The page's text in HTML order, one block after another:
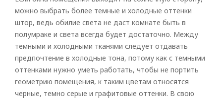
можно выбрать более темные и холодные оттенки
штор, ведь обилие света не даст комнате быть в
полумраке и света всегда будет достаточно. Между
темными и холодными тканями следует отдавать
предпочтение в холодные тона, потому как с темными
оттенками нужно уметь работать, чтобы не портить
геометрию помещения, к таким цветам относятся
черные, темно серые и графитовые оттенки. В свою